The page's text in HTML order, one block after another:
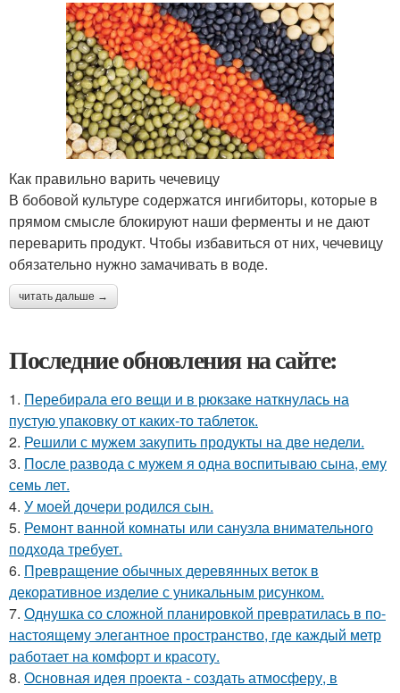
Как правильно варить чечевицу
В бобовой культуре содержатся ингибиторы, которые в
прямом смысле блокируют наши ферменты и не дают
переварить продукт. Чтобы избавиться от них, чечевицу
обязательно нужно замачивать в воде.
читать дальше →
Последние обновления на сайте:
1. Перебирала его вещи и в рюкзаке наткнулась на
пустую упаковку от каких-то таблеток.
2. Решили с мужем закупить продукты на две недели.
3. После развода с мужем я одна воспитываю сына, ему
семь лет.
4. У моей дочери родился сын.
5. Ремонт ванной комнаты или санузла внимательного
подхода требует.
6. Превращение обычных деревянных веток в
декоративное изделие с уникальным рисунком.
7. Однушка со сложной планировкой превратилась в по-
настоящему элегантное пространство, где каждый метр
работает на комфорт и красоту.
8. Основная идея проекта - создать атмосферу, в